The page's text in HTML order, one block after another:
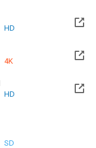
HD
4K
HD
SD